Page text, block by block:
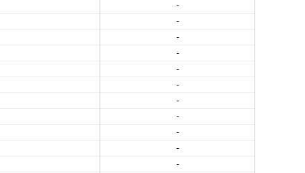
-
-
-
-
-
-
-
-
-
-
-